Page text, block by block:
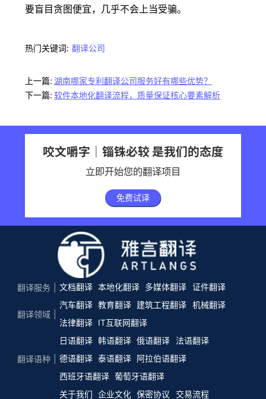
要盲目贪图便宜，几乎不会上当受骗。
热门关键词: 翻译公司
上一篇: 湖南哪家专利翻译公司服务好有哪些优势？
下一篇: 软件本地化翻译流程，质量保证核心要素解析
咬文嚼字｜锱铢必较 是我们的态度
立即开始您的翻译项目
免费试译
翻译服务 文档翻译 本地化翻译 多媒体翻译 证件翻译
翻译领域
汽车翻译 教育翻译 建筑工程翻译 机械翻译
法律翻译
IT互联网翻译
翻译语种
日语翻译 韩语翻译 俄语翻译
法语翻译
德语翻译 泰语翻译 阿拉伯语翻译
西班牙语翻译 葡萄牙语翻译
关于我们 企业文化 保密协议 交易流程